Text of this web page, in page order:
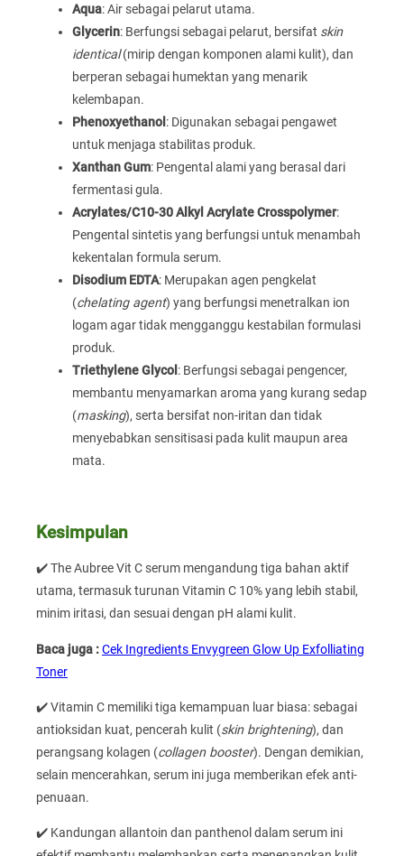
Aqua: Air sebagai pelarut utama.
Glycerin: Berfungsi sebagai pelarut, bersifat skin
identical(mirip dengan komponen alami kulit), dan
berperan sebagai humektan yang menarik
kelembapan.
Phenoxyethanol: Digunakan sebagai pengawet
untuk menjaga stabilitas produk.
Xanthan Gum: Pengental alami yang berasal dari
fermentasi gula.
Acrylates/C10-30 Alkyl Acrylate Crosspolymer:
Pengental sintetis yang berfungsi untuk menambah
kekentalan formula serum.
Disodium EDTA: Merupakan agen pengkelat
(chelating agent) yang berfungsi menetralkan ion
logam agar tidak mengganggu kestabilan formulasi
produk.
Triethylene Glycol: Berfungsi sebagai pengencer,
membantu menyamarkan aroma yang kurang sedap
(masking), serta bersifat non-iritan dan tidak
menyebabkan sensitisasi pada kulit maupun area
mata.
Kesimpulan
✔️ The Aubree Vit C serum mengandung tiga bahan aktif
utama, termasuk turunan Vitamin C 10% yang lebih stabil,
minim iritasi, dan sesuai dengan pH alami kulit.
Baca juga :Cek Ingredients Envygreen Glow Up Exfolliating
Toner
✔️ Vitamin C memiliki tiga kemampuan luar biasa: sebagai
antioksidan kuat, pencerah kulit (skin brightening), dan
perangsang kolagen (collagen booster). Dengan demikian,
selain mencerahkan, serum ini juga memberikan efek anti-
penuaan.
✔️ Kandungan allantoin dan panthenol dalam serum ini